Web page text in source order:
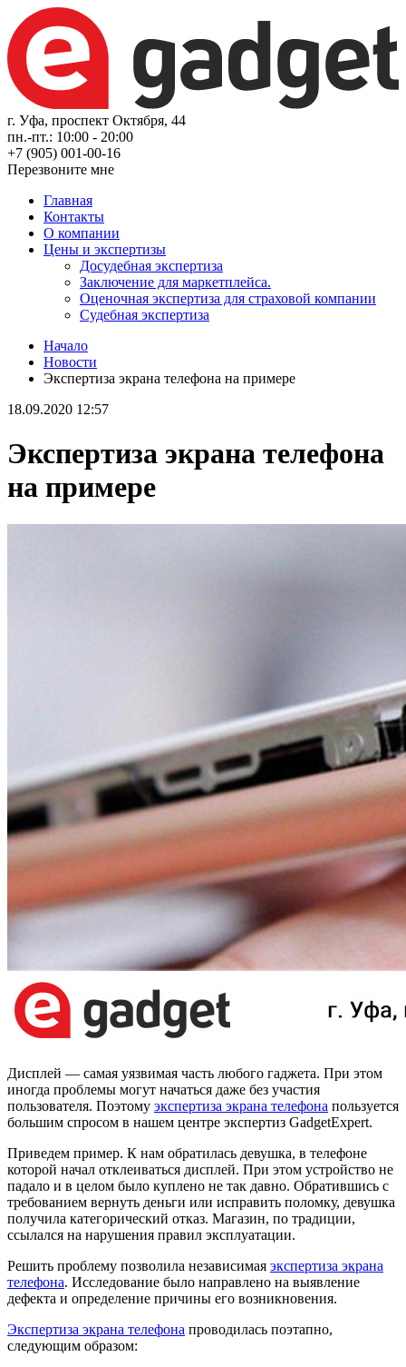
г. Уфа, проспект Октября, 44
пн.-пт.: 10:00 - 20:00
+7 (905) 001-00-16
Перезвоните мне
Главная
Контакты
О компании
Цены и экспертизы
Досудебная экспертиза
Заключение для маркетплейса.
Оценочная экспертиза для страховой компании
Судебная экспертиза
Начало
Новости
Экспертиза экрана телефона на примере
18.09.2020 12:57
Экспертиза экрана телефона
на примере
Дисплей — самая уязвимая часть любого гаджета. При этом
иногда проблемы могут начаться даже без участия
пользователя. Поэтому экспертиза экрана телефона пользуется
большим спросом в нашем центре экспертиз GadgetExpert.
Приведем пример. К нам обратилась девушка, в телефоне
которой начал отклеиваться дисплей. При этом устройство не
падало и в целом было куплено не так давно. Обратившись с
требованием вернуть деньги или исправить поломку, девушка
получила категорический отказ. Магазин, по традиции,
ссылался на нарушения правил эксплуатации.
Решить проблему позволила независимая экспертиза экрана
телефона. Исследование было направлено на выявление
дефекта и определение причины его возникновения.
Экспертиза экрана телефона проводилась поэтапно,
следующим образом: